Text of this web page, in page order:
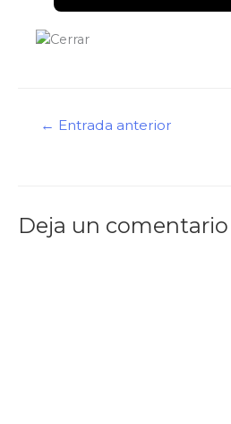
← Entrada anterior
Deja un comentario